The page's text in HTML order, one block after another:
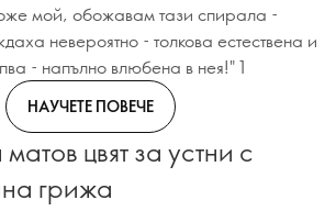
мой, обожавам тази спирала -
невероятно - толкова естествена и
- напълно влюбена в нея!" 1
НАУЧЕТЕ ПОВЕЧЕ
цвят за устни с
грижа